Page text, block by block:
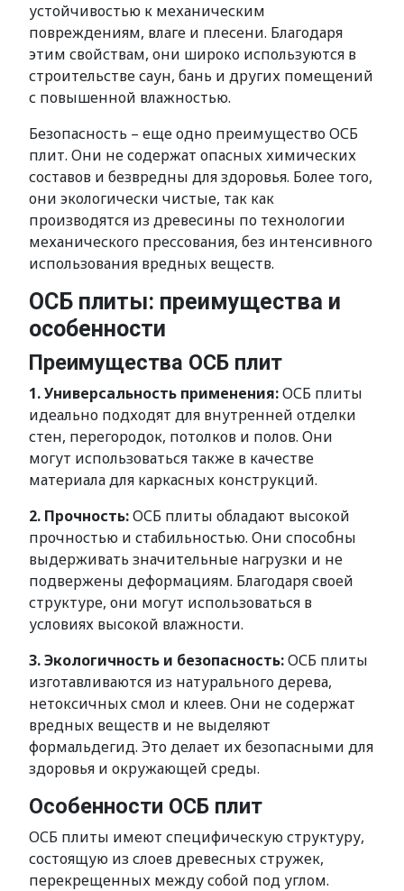
устойчивостью к механическим
повреждениям, влаге и плесени. Благодаря
этим свойствам, они широко используются в
строительстве саун, бань и других помещений
с повышенной влажностью.
Безопасность – еще одно преимущество ОСБ
плит. Они не содержат опасных химических
составов и безвредны для здоровья. Более того,
они экологически чистые, так как
производятся из древесины по технологии
механического прессования, без интенсивного
использования вредных веществ.
ОСБ плиты: преимущества и
особенности
Преимущества ОСБ плит
1. Универсальность применения:ОСБ плиты
идеально подходят для внутренней отделки
стен, перегородок, потолков и полов. Они
могут использоваться также в качестве
материала для каркасных конструкций.
2. Прочность:ОСБ плиты обладают высокой
прочностью и стабильностью. Они способны
выдерживать значительные нагрузки и не
подвержены деформациям. Благодаря своей
структуре, они могут использоваться в
условиях высокой влажности.
3. Экологичность и безопасность:ОСБ плиты
изготавливаются из натурального дерева,
нетоксичных смол и клеев. Они не содержат
вредных веществ и не выделяют
формальдегид. Это делает их безопасными для
здоровья и окружающей среды.
Особенности ОСБ плит
ОСБ плиты имеют специфическую структуру,
состоящую из слоев древесных стружек,
перекрещенных между собой под углом.